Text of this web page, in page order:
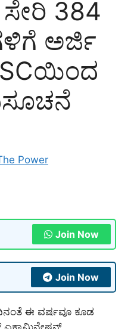
384
ಅರ್ಜಿ
Power
Join Now
Join Now
ಈ ವರ್ಷವೂ ಕೂಡ